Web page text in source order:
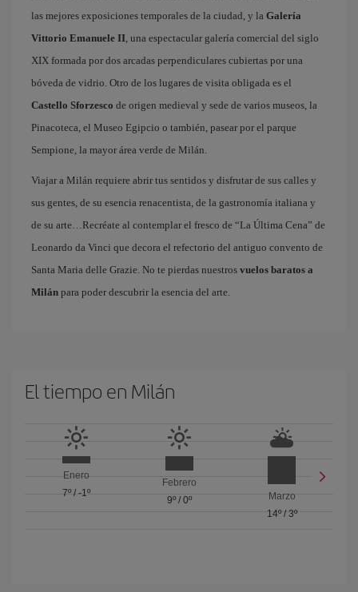
las mejores exposiciones temporales de la ciudad, y la Galería
Vittorio Emanuele II, una espectacular galería comercial del siglo
XIX formada por dos arcadas perpendiculares cubiertas por una
bóveda de vidrio. Otro de los lugares de visita obligada es el
Castello Sforzesco de origen medieval y sede de varios museos, la
Pinacoteca, el Museo Egipcio o también, pasear por el parque
Sempione, la mayor área verde de Milán.
Viajar a Milán requiere abrir tus sentidos y disfrutar de sus calles y
sus gentes, de su esencia renacentista, de la gastronomía italiana y
de su arte…Recréate al contemplar el fresco de “La Última Cena” de
Leonardo da Vinci que decora el refectorio del antiguo convento de
Santa Maria delle Grazie. No te pierdas nuestros vuelos baratos a
Milán para poder descubrir la esencia del arte.
El tiempo en Milán
Enero
7º/ -1º
Febrero
9º/ 0º
Marzo
14º/ 3º